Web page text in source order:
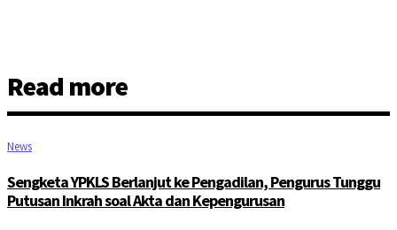
Read more
News
Sengketa YPKLS Berlanjut ke Pengadilan, Pengurus Tunggu
Putusan Inkrah soal Akta dan Kepengurusan